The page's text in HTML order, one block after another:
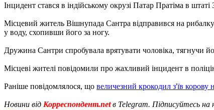
Інцидент стався в індійському окрузі Патар Пратіма в штаті
Місцевий житель Вішнупада Сантра відправився на
у воду, схопивши його за ногу.
Дружина Сантри спробувала врятувати чоловіка, тягнучи
Місцеві жителі повідомили про жахливий інцидент в
Раніше повідомлялося, що величезний крокодил з'їв корову
Новини від Корреспондент.netв Telegram. Підписуйтесь на